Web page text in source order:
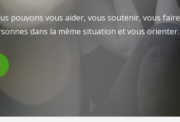
pouvons vous aider, vous soutenir, vous faire
dans la même situation et vous orienter.